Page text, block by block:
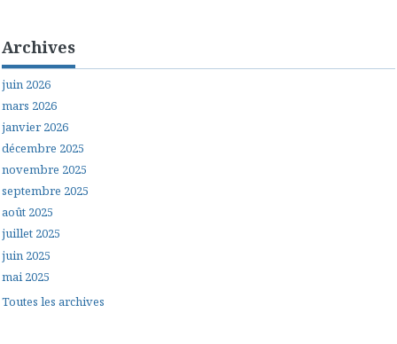
Archives
juin 2026
mars 2026
janvier 2026
décembre 2025
novembre 2025
septembre 2025
août 2025
juillet 2025
juin 2025
mai 2025
Toutes les archives